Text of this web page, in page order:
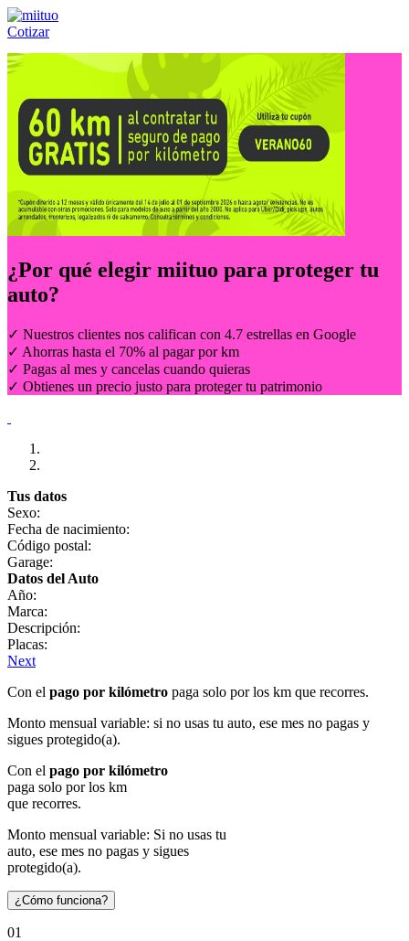
Cotizar
Llámanos al:(55) 84-21-05-00 ó
¿Por qué elegir miituo para proteger tu
auto?
✓ Nuestros clientes nos califican con 4.7 estrellas en Google
✓ Ahorras hasta el 70% al pagar por km
✓ Pagas al mes y cancelas cuando quieras
✓ Obtienes un precio justo para proteger tu patrimonio
Tus datos
Sexo:
Fecha de nacimiento:
Código postal:
Garage:
Datos del Auto
Año:
Marca:
Descripción:
Placas:
Next
Con el pago por kilómetro paga solo por los km que recorres.
Monto mensual variable: si no usas tu auto, ese mes no pagas y
sigues protegido(a).
Con el pago por kilómetro
paga solo por los km
que recorres.
Monto mensual variable: Si no usas tu
auto, ese mes no pagas y sigues
protegido(a).
¿Cómo funciona?
01